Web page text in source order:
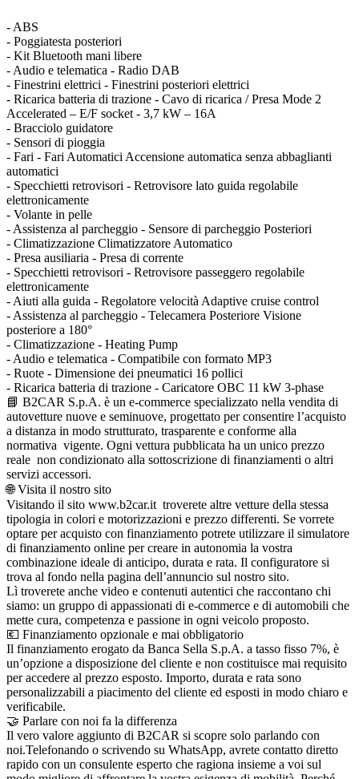
- ABS
- Poggiatesta posteriori
- Kit Bluetooth mani libere
- Audio e telematica - Radio DAB
- Finestrini elettrici - Finestrini posteriori elettrici
- Ricarica batteria di trazione - Cavo di ricarica / Presa Mode 2
Accelerated – E/F socket - 3,7 kW – 16A
- Bracciolo guidatore
- Sensori di pioggia
- Fari - Fari Automatici Accensione automatica senza abbaglianti
automatici
- Specchietti retrovisori - Retrovisore lato guida regolabile
elettronicamente
- Volante in pelle
- Assistenza al parcheggio - Sensore di parcheggio Posteriori
- Climatizzazione Climatizzatore Automatico
- Presa ausiliaria - Presa di corrente
- Specchietti retrovisori - Retrovisore passeggero regolabile
elettronicamente
- Aiuti alla guida - Regolatore velocità Adaptive cruise control
- Assistenza al parcheggio - Telecamera Posteriore Visione
posteriore a 180°
- Climatizzazione - Heating Pump
- Audio e telematica - Compatibile con formato MP3
- Ruote - Dimensione dei pneumatici 16 pollici
- Ricarica batteria di trazione - Caricatore OBC 11 kW 3-phase
📘 B2CAR S.p.A. è un e-commerce specializzato nella vendita di
autovetture nuove e seminuove, progettato per consentire l’acquisto
a distanza in modo strutturato, trasparente e conforme alla
normativa vigente. Ogni vettura pubblicata ha un unico prezzo
reale non condizionato alla sottoscrizione di finanziamenti o altri
servizi accessori.
🌐 Visita il nostro sito
Visitando il sito www.b2car.it troverete altre vetture della stessa
tipologia in colori e motorizzazioni e prezzo differenti. Se vorrete
optare per acquisto con finanziamento potrete utilizzare il simulatore
di finanziamento online per creare in autonomia la vostra
combinazione ideale di anticipo, durata e rata. Il configuratore si
trova al fondo nella pagina dell’annuncio sul nostro sito.
Lì troverete anche video e contenuti autentici che raccontano chi
siamo: un gruppo di appassionati di e-commerce e di automobili che
mette cura, competenza e passione in ogni veicolo proposto.
💶 Finanziamento opzionale e mai obbligatorio
Il finanziamento erogato da Banca Sella S.p.A. a tasso fisso 7%, è
un’opzione a disposizione del cliente e non costituisce mai requisito
per accedere al prezzo esposto. Importo, durata e rata sono
personalizzabili a piacimento del cliente ed esposti in modo chiaro e
verificabile.
🤝 Parlare con noi fa la differenza
Il vero valore aggiunto di B2CAR si scopre solo parlando con
noi.Telefonando o scrivendo su WhatsApp, avrete contatto diretto
rapido con un consulente esperto che ragiona insieme a voi sul